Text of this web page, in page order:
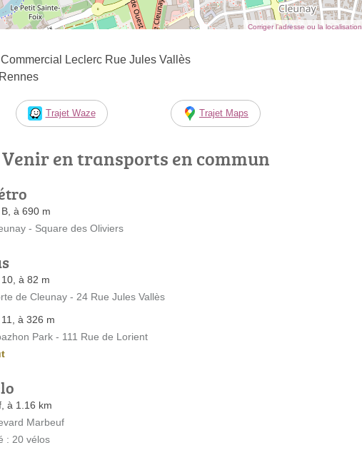
Corriger l’adresse ou la localisation
Leclerc Rue Jules Vallès
Trajet Waze Trajet Maps
Venir en transports en commun
à 690 m
- Square des Oliviers
à 82 m
de Cleunay - 24 Rue Jules Vallès
à 326 m
Park - 111 Rue de Lorient
à 1.16 km
Marbeuf
: 20 vélos